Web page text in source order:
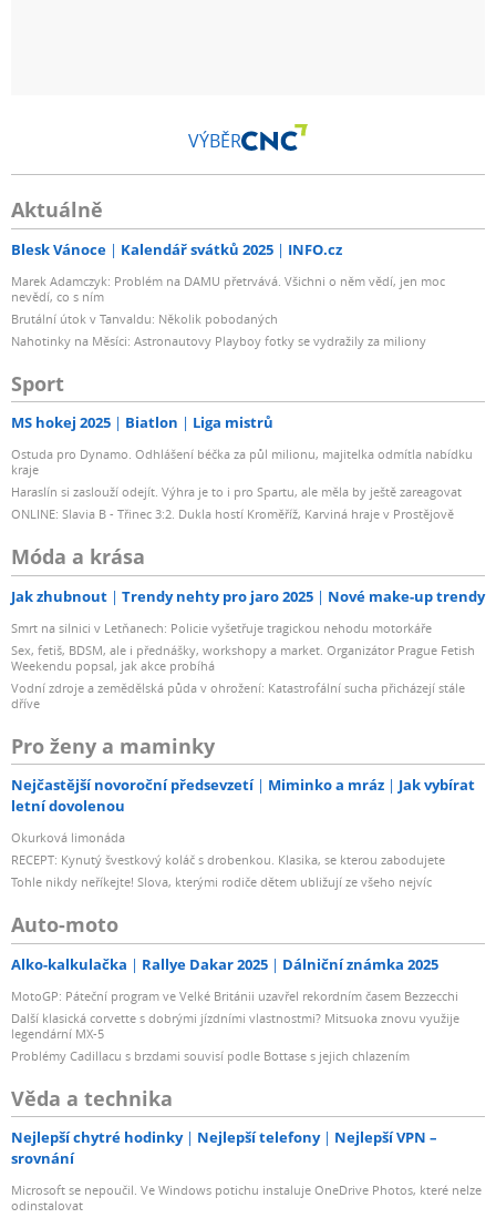
VÝBĚR
Aktuálně
Blesk Vánoce Kalendář svátků 2025 INFO.cz
Marek Adamczyk: Problém na DAMU přetrvává. Všichni o něm vědí, jen moc
nevědí, co s ním
Brutální útok v Tanvaldu: Několik pobodaných
Nahotinky na Měsíci: Astronautovy Playboy fotky se vydražily za miliony
Sport
MS hokej 2025 Biatlon Liga mistrů
Ostuda pro Dynamo. Odhlášení béčka za půl milionu, majitelka odmítla nabídku
kraje
Haraslín si zaslouží odejít. Výhra je to i pro Spartu, ale měla by ještě zareagovat
ONLINE: Slavia B - Třinec 3:2. Dukla hostí Kroměříž, Karviná hraje v Prostějově
Móda a krása
Jak zhubnout Trendy nehty pro jaro 2025 Nové make-up trendy
Smrt na silnici v Letňanech: Policie vyšetřuje tragickou nehodu motorkáře
Sex, fetiš, BDSM, ale i přednášky, workshopy a market. Organizátor Prague Fetish
Weekendu popsal, jak akce probíhá
Vodní zdroje a zemědělská půda v ohrožení: Katastrofální sucha přicházejí stále
dříve
Pro ženy a maminky
Nejčastější novoroční předsevzetí Miminko a mráz
Jak vybírat
letní dovolenou
Okurková limonáda
RECEPT: Kynutý švestkový koláč s drobenkou. Klasika, se kterou zabodujete
Tohle nikdy neříkejte! Slova, kterými rodiče dětem ubližují ze všeho nejvíc
Auto-moto
Alko-kalkulačka Rallye Dakar 2025 Dálniční známka 2025
MotoGP: Páteční program ve Velké Británii uzavřel rekordním časem Bezzecchi
Další klasická corvette s dobrými jízdními vlastnostmi? Mitsuoka znovu využije
legendární MX-5
Problémy Cadillacu s brzdami souvisí podle Bottase s jejich chlazením
Věda a technika
Nejlepší chytré hodinky Nejlepší telefony
Nejlepší VPN –
srovnání
Microsoft se nepoučil. Ve Windows potichu instaluje OneDrive Photos, které nelze
odinstalovat